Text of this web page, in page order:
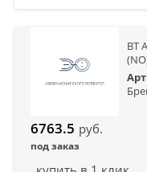
BT
6763.5 руб.
под заказ